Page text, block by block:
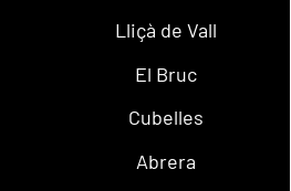
Lliçà de Vall
El Bruc
Cubelles
Abrera